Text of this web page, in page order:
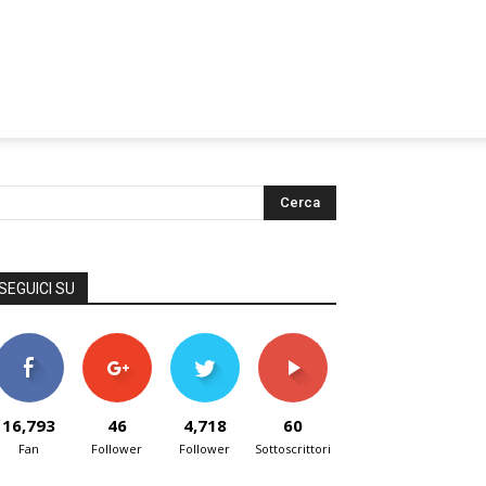
SU
16,793
Fan
46
Follower
4,718
Follower
60
Sottoscrittori